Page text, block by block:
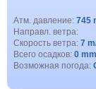
Атм. давление: 745
Направл. ветра:
Скорость ветра: 7
Всего осадков: 0 mm
Возможная погода: